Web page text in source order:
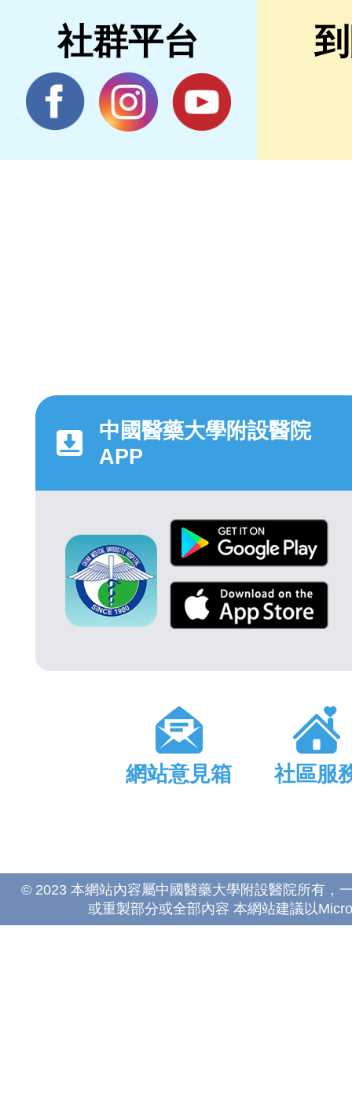
社群平台
中國醫藥大學附設醫院
APP
網站意見箱 社區服
© 2023 本網站內容屬中國醫藥大學附設醫院所有，
或重製部分或全部內容 本網站建議以